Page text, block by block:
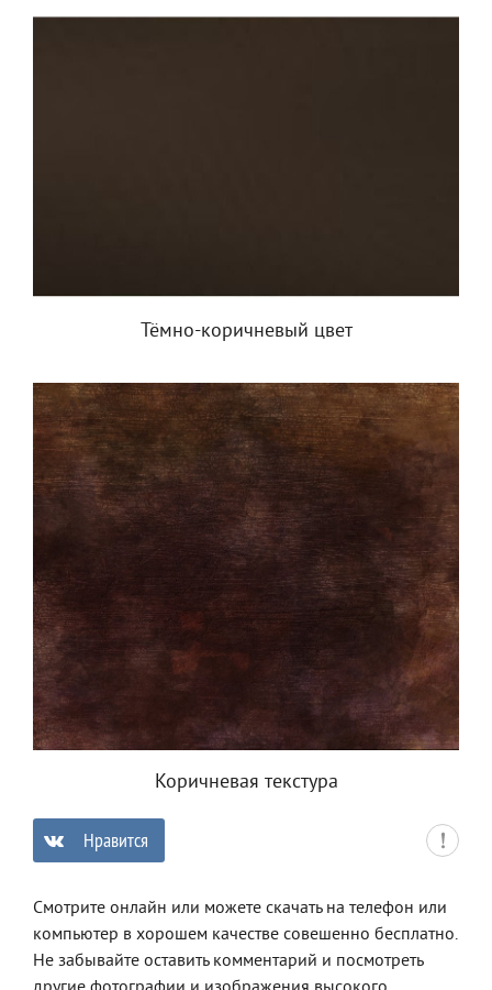
Тёмно-коричневый цвет
Коричневая текстура
Нравится
Смотрите онлайн или можете скачать на телефон или
компьютер в хорошем качестве совешенно бесплатно.
Не забывайте оставить комментарий и посмотреть